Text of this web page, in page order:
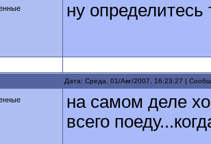
ну определитесь
Дата: Среда, 01/Авг/2007, 16:23:27 |
на самом деле
всего